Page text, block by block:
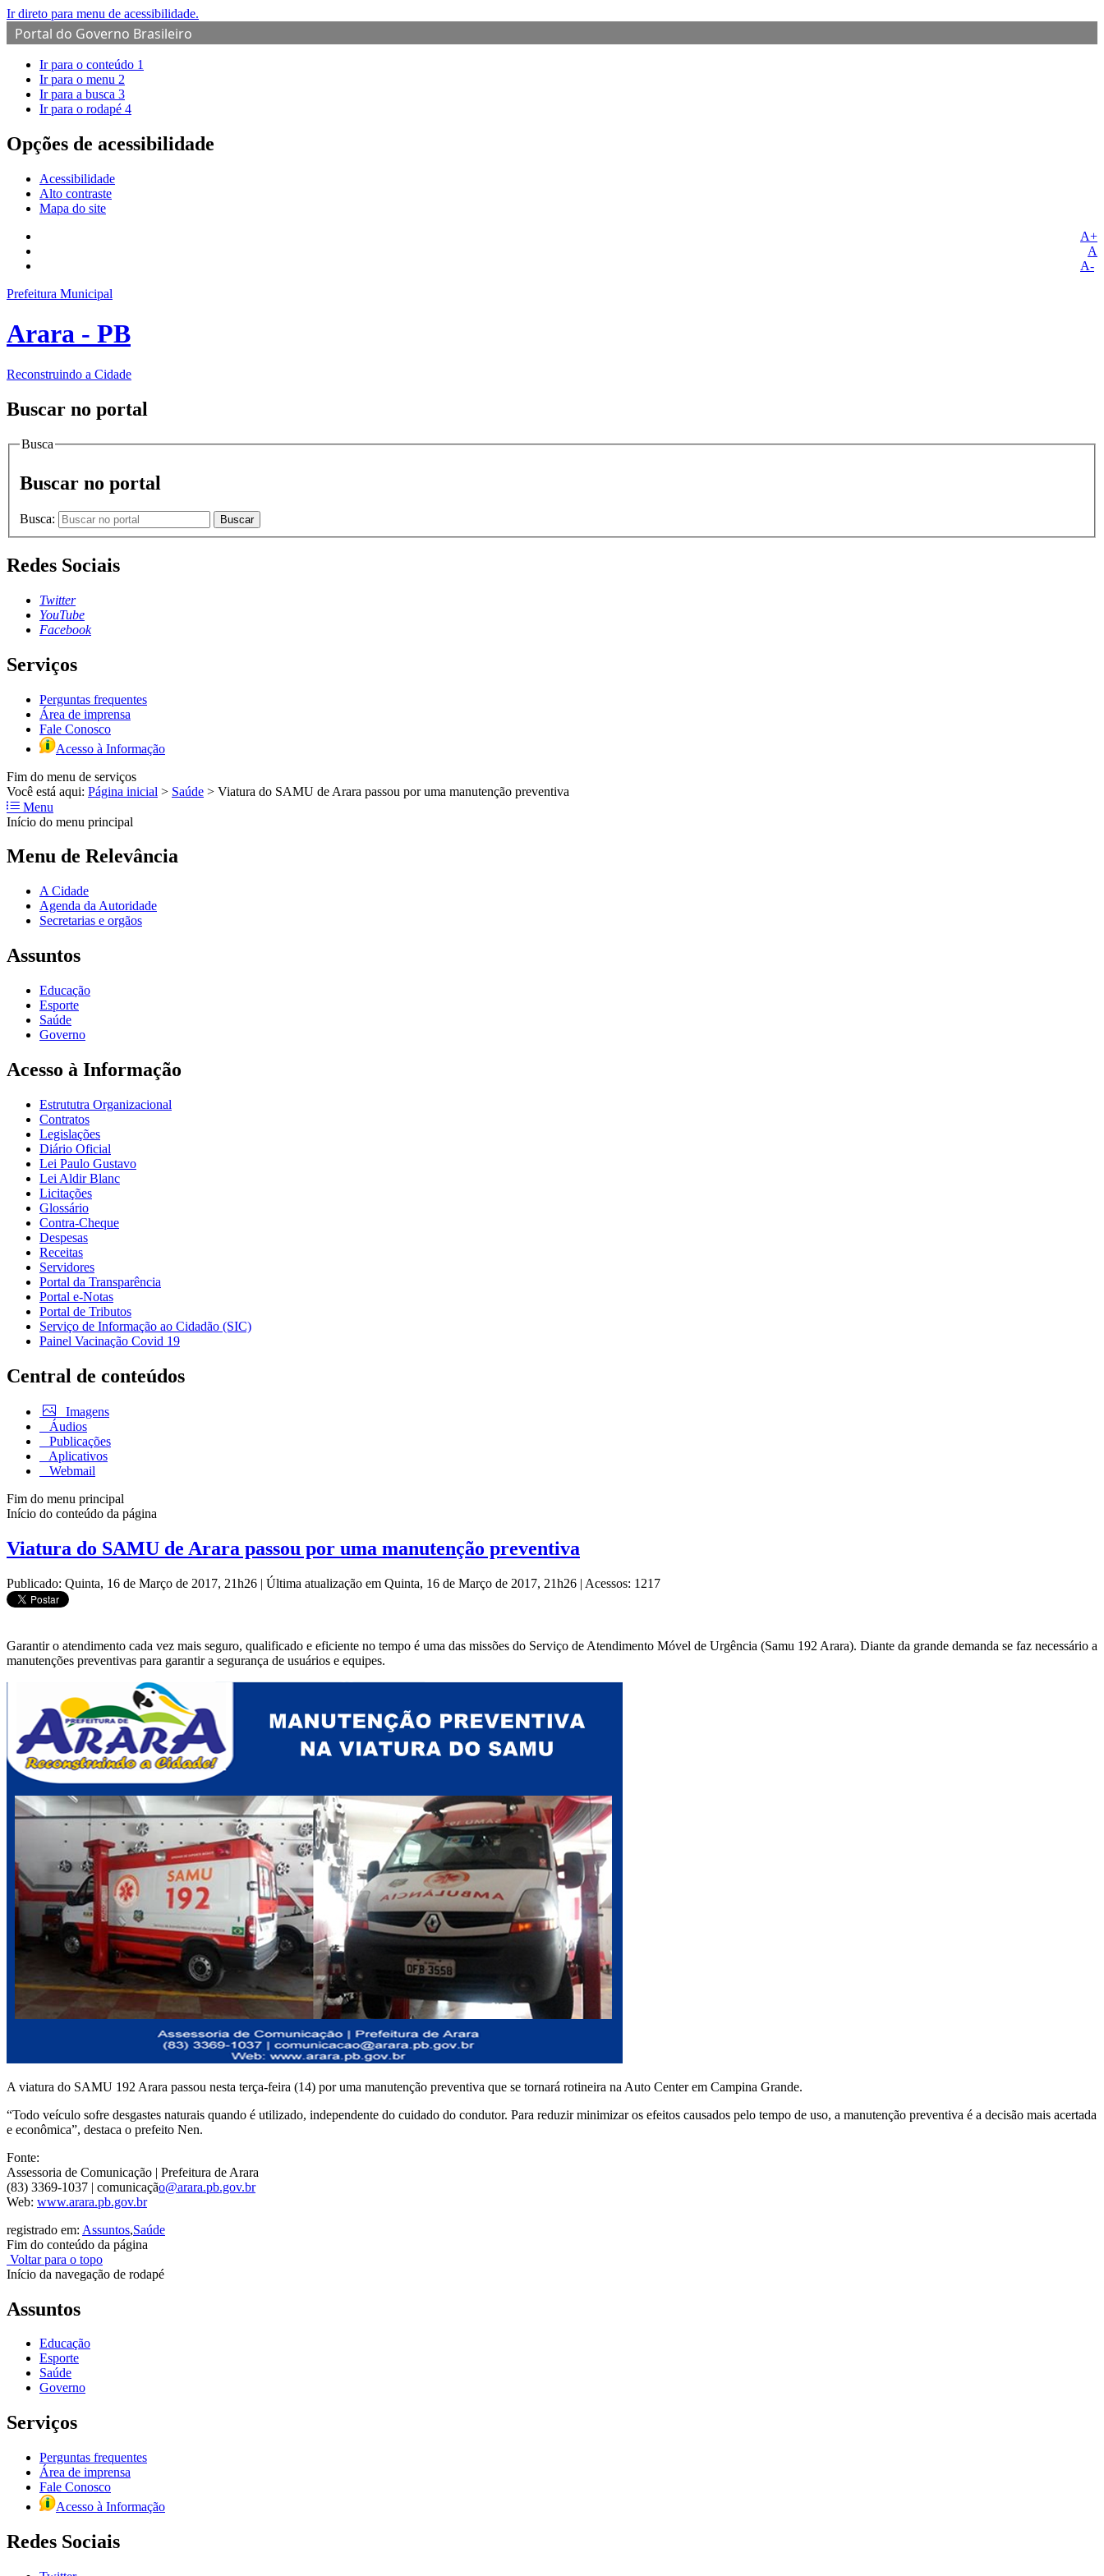
Ir direto para menu de acessibilidade.
Portal do Governo Brasileiro
Ir para o conteúdo 1
Ir para o menu 2
Ir para a busca 3
Ir para o rodapé 4
Opções de acessibilidade
Acessibilidade
Alto contraste
Mapa do site
A+
A
A-
Prefeitura Municipal
Arara - PB
Reconstruindo a Cidade
Buscar no portal
Busca
Buscar no portal
Busca: Buscar
Redes Sociais
Twitter
YouTube
Facebook
Serviços
Perguntas frequentes
Área de imprensa
Fale Conosco
Acesso à Informação
Fim do menu de serviços
Você está aqui: Página inicial > Saúde > Viatura do SAMU de Arara passou por uma manutenção preventiva
Menu
Início do menu principal
Menu de Relevância
A Cidade
Agenda da Autoridade
Secretarias e orgãos
Assuntos
Educação
Esporte
Saúde
Governo
Acesso à Informação
Estrututra Organizacional
Contratos
Legislações
Diário Oficial
Lei Paulo Gustavo
Lei Aldir Blanc
Licitações
Glossário
Contra-Cheque
Despesas
Receitas
Servidores
Portal da Transparência
Portal e-Notas
Portal de Tributos
Serviço de Informação ao Cidadão (SIC)
Painel Vacinação Covid 19
Central de conteúdos
Imagens
Áudios
Publicações
Aplicativos
Webmail
Fim do menu principal
Início do conteúdo da página
Viatura do SAMU de Arara passou por uma manutenção preventiva
Publicado: Quinta, 16 de Março de 2017, 21h26 | Última atualização em Quinta, 16 de Março de 2017, 21h26 | Acessos: 1217
Garantir o atendimento cada vez mais seguro, qualificado e eficiente no tempo é uma das missões do Serviço de Atendimento Móvel de Urgência (Samu 192 Arara). Diante da grande demanda se faz necessário a
manutenções preventivas para garantir a segurança de usuários e equipes.
A viatura do SAMU 192 Arara passou nesta terça-feira (14) por uma manutenção preventiva que se tornará rotineira na Auto Center em Campina Grande.
“Todo veículo sofre desgastes naturais quando é utilizado, independente do cuidado do condutor. Para reduzir minimizar os efeitos causados pelo tempo de uso, a manutenção preventiva é a decisão mais acertada
e econômica”, destaca o prefeito Nen.
Fonte:
Assessoria de Comunicação | Prefeitura de Arara
(83) 3369-1037 | comunicação@arara.pb.gov.br
Web: www.arara.pb.gov.br
registrado em: Assuntos,Saúde
Fim do conteúdo da página
Voltar para o topo
Início da navegação de rodapé
Assuntos
Educação
Esporte
Saúde
Governo
Serviços
Perguntas frequentes
Área de imprensa
Fale Conosco
Acesso à Informação
Redes Sociais